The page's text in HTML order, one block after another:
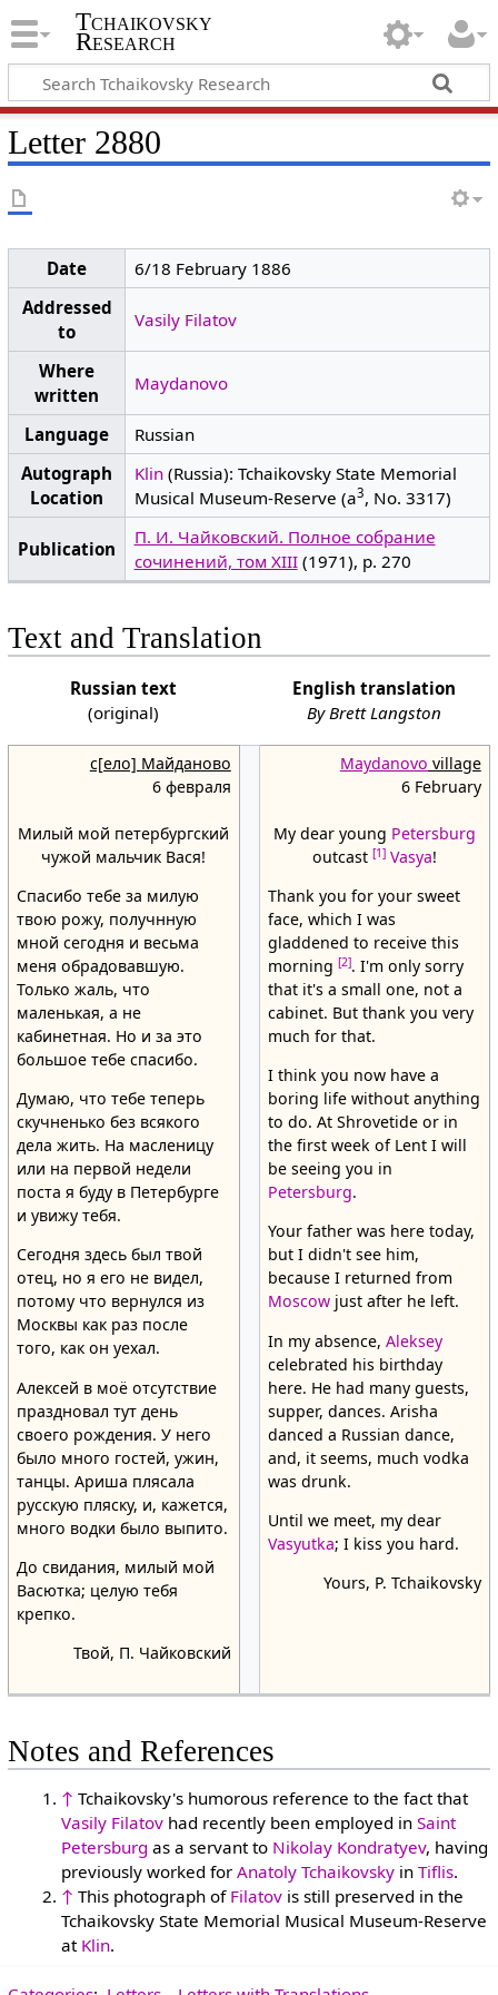
Tchaikovsky
Research
Letter 2880
Date
6/18 February 1886
Addressed
to
Vasily Filatov
Where
written
Maydanovo
Language
Russian
Autograph
Location
Klin(Russia): Tchaikovsky State Memorial
Musical Museum-Reserve (a3, No. 3317)
Publication
П. И. Чайковский. Полное собрание
сочинений, том XIII(1971), p. 270
Text and Translation
Russian text
(original)
English translation
By Brett Langston
с[ело] Майданово
6 февраля
Милый мой петербургский
чужой мальчик Вася!
Спасибо тебе за милую
твою рожу, получнную
мной сегодня и весьма
меня обрадовавшую.
Только жаль, что
маленькая, а не
кабинетная. Но и за это
большое тебе спасибо.
Думаю, что тебе теперь
скучненько без всякого
дела жить. На масленицу
или на первой недели
поста я буду в Петербурге
и увижу тебя.
Сегодня здесь был твой
отец, но я его не видел,
потому что вернулся из
Москвы как раз после
того, как он уехал.
Алексей в моё отсутствие
праздновал тут день
своего рождения. У него
было много гостей, ужин,
танцы. Ариша плясала
русскую пляску, и, кажется,
много водки было выпито.
До свидания, милый мой
Васютка; целую тебя
крепко.
Твой, П. Чайковский
Maydanovo village
6 February
My dear young Petersburg
outcast [1] Vasya!
Thank you for your sweet
face, which I was
gladdened to receive this
morning [2]. I'm only sorry
that it's a small one, not a
cabinet. But thank you very
much for that.
I think you now have a
boring life without anything
to do. At Shrovetide or in
the first week of Lent I will
be seeing you in
Petersburg.
Your father was here today,
but I didn't see him,
because I returned from
Moscowjust after he left.
In my absence, Aleksey
celebrated his birthday
here. He had many guests,
supper, dances. Arisha
danced a Russian dance,
and, it seems, much vodka
was drunk.
Until we meet, my dear
Vasyutka; I kiss you hard.
Yours, P. Tchaikovsky
Notes and References
↑ Tchaikovsky's humorous reference to the fact that
Vasily Filatov had recently been employed inSaint
Petersburg as a servant to Nikolay Kondratyev, having
previously worked forAnatoly Tchaikovsky inTiflis.
↑ This photograph of Filatov is still preserved in the
Tchaikovsky State Memorial Musical Museum-Reserve
at Klin.